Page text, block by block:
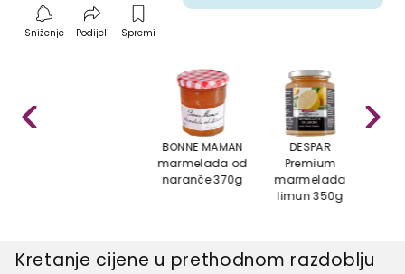
Sniženje Podijeli Spremi
BONNE MAMAN
marmelada od
naranče 370g
DESPAR
Premium
marmelada
limun 350g
Kretanje cijene u prethodnom razdoblju